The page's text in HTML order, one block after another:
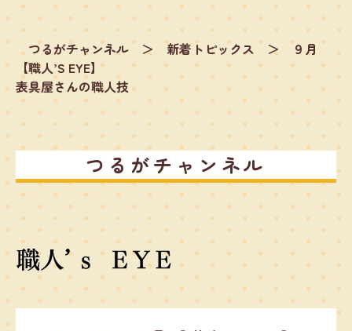
つるがチャンネル ＞ 新着トピックス ＞
９月
【職人’S EYE】
表具屋さんの職人技
つるがチャンネル